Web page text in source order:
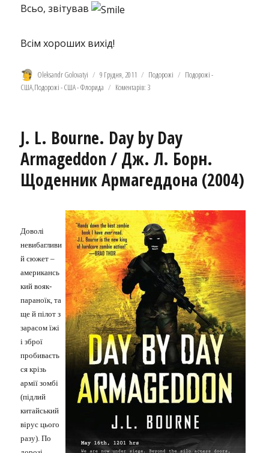
Всьо, звітував
Всім хороших вихід!
Автор
Oleksandr Golovatyi Оприлюднено
9 Грудня, 2011 Категорії
Подорожі Позначки
Подорожі -
США,Подорожі - США - Флорида Коментарів: 3
J. L. Bourne. Day by Day
Armageddon / Дж. Л. Борн.
Щоденник Армагеддона (2004)
Доволі
невибагливи
й сюжет –
американсь
кий вояк-
параноїк, та
ще й пілот з
зарасом їжі
і зброї
пробиваєть
ся крізь
армії зомбі
(підлий
китайський
вірус цього
разу). По